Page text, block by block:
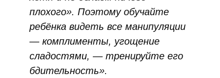
плохого». Поэтому обучайте
ребёнка видеть все манипуляции
— комплименты, угощение
сладостями, — тренируйте его
бдительность».